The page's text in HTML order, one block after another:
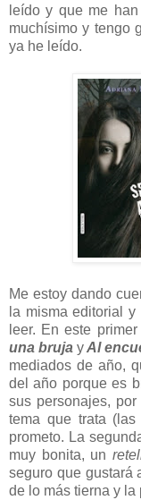
leído y que me
muchísimo y tengo
ya he leído.
Me estoy dando
la misma editorial
leer. En este
una bruja yAl
mediados de año,
del año porque es
sus personajes,
tema que trata
prometo. La
muy bonita, un
seguro que gustará
de lo más tierna y la